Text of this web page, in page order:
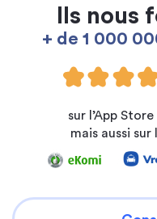
Ils nous
+ de 1 000
sur l’App
mais aussi